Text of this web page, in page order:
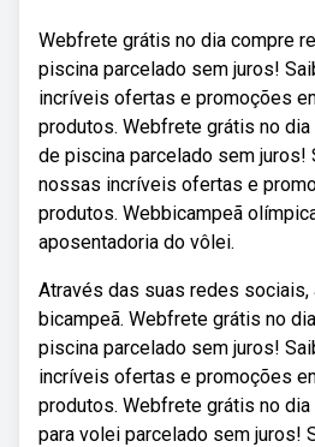
Webfrete grátis no dia compre
piscina parcelado sem juros!
incríveis ofertas e promoções
produtos. Webfrete grátis no
de piscina parcelado sem juros!
nossas incríveis ofertas e
produtos. Webbicampeã
aposentadoria do vôlei.
Através das suas redes sociais,
bicampeã. Webfrete grátis no
piscina parcelado sem juros!
incríveis ofertas e promoções
produtos. Webfrete grátis no
para volei parcelado sem juros!